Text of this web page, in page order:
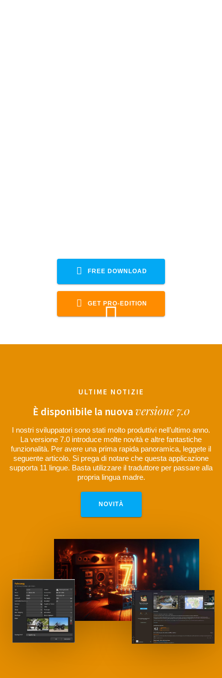
FREE DOWNLOAD
GET PRO-EDITION
ULTIME NOTIZIE
È disponibile la nuovaversione 7.0
I nostri sviluppatori sono stati molto produttivi nell’ultimo anno.
La versione 7.0 introduce molte novità e altre fantastiche
funzionalità. Per avere una prima rapida panoramica, leggete il
seguente articolo. Si prega di notare che questa applicazione
supporta 11 lingue. Basta utilizzare il traduttore per passare alla
propria lingua madre.
NOVITÀ